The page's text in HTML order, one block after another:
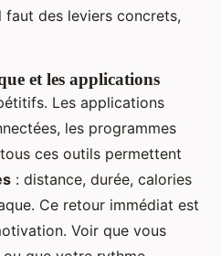
faut des leviers concrets,
et les applications
Les applications
les programmes
ces outils permettent
: distance, durée, calories
Ce retour immédiat est
Voir que vous